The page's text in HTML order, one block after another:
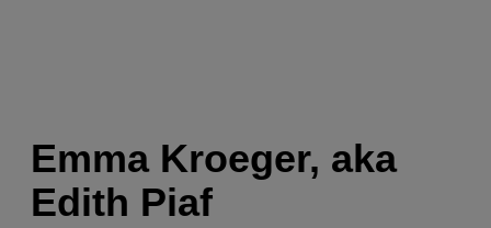
Emma Kroeger, aka
Edith Piaf